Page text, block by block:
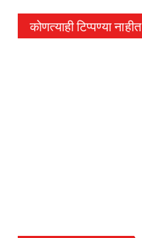
कोणत्याही टिप्पण्‍या नाहीत